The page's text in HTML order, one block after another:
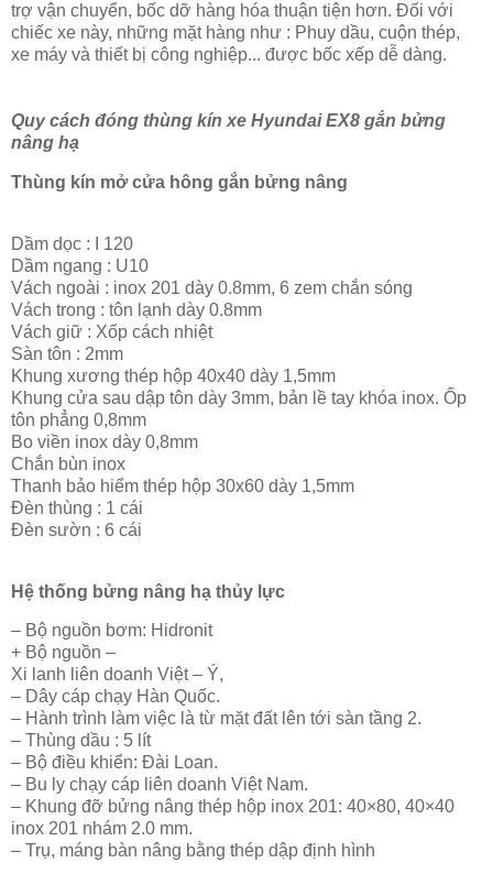
trợ vận chuyển, bốc dỡ hàng hóa thuận tiện hơn. Đối với
chiếc xe này, những mặt hàng như : Phuy dầu, cuộn thép,
xe máy và thiết bị công nghiệp... được bốc xếp dễ dàng.
Quy cách đóng thùng kín xe Hyundai EX8 gắn bửng
nâng hạ
Thùng kín mở cửa hông gắn bửng nâng
Dầm dọc : I 120
Dầm ngang : U10
Vách ngoài : inox 201 dày 0.8mm, 6 zem chắn sóng
Vách trong : tôn lạnh dày 0.8mm
Vách giữ : Xốp cách nhiệt
Sàn tôn : 2mm
Khung xương thép hộp 40x40 dày 1,5mm
Khung cửa sau dập tôn dày 3mm, bản lề tay khóa inox. Ốp
tôn phẳng 0,8mm
Bo viền inox dày 0,8mm
Chắn bùn inox
Thanh bảo hiểm thép hộp 30x60 dày 1,5mm
Đèn thùng : 1 cái
Đèn sườn : 6 cái
Hệ thống bửng nâng hạ thủy lực
– Bộ nguồn bơm: Hidronit
+ Bộ nguồn –
Xi lanh liên doanh Việt – Ý,
– Dây cáp chạy Hàn Quốc.
– Hành trình làm việc là từ mặt đất lên tới sàn tầng 2.
– Thùng dầu : 5 lít
– Bộ điều khiển: Đài Loan.
– Bu ly chạy cáp liên doanh Việt Nam.
– Khung đỡ bửng nâng thép hộp inox 201: 40×80, 40×40
inox 201 nhám 2.0 mm.
– Trụ, máng bàn nâng bằng thép dập định hình